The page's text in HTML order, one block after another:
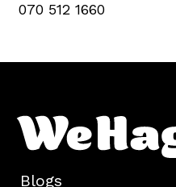
070 512 1660
Blogs